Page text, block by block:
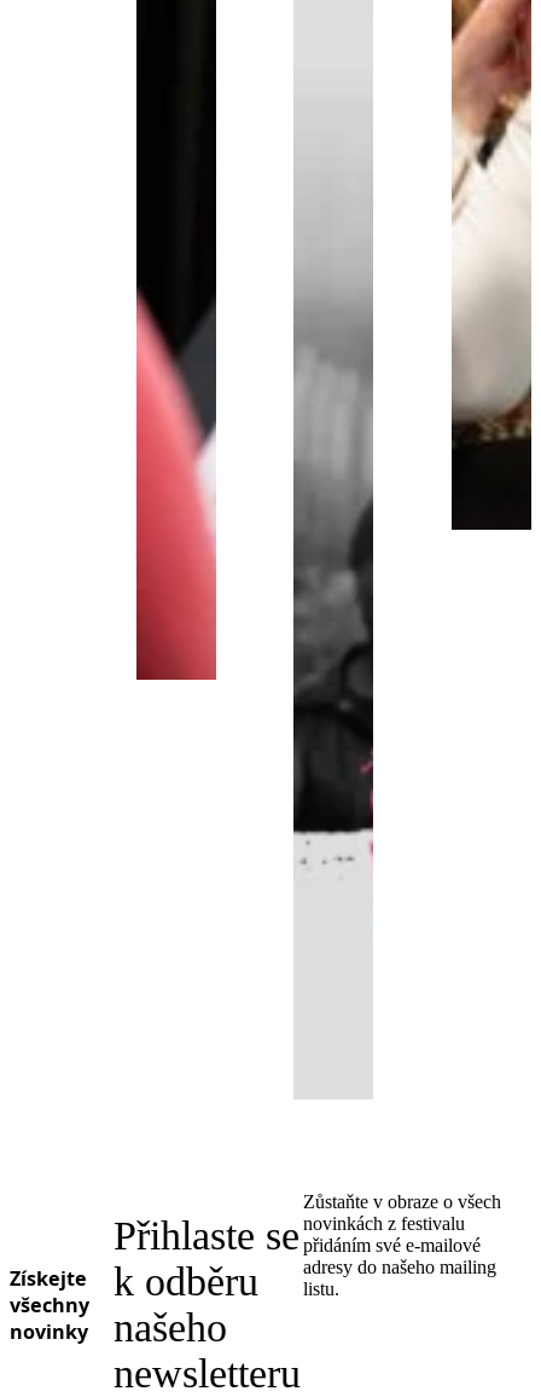
Získejte
všechny
novinky
Přihlaste se
k odběru
našeho
newsletteru
Zůstaňte v obraze o všech
novinkách z festivalu
přidáním své e-mailové
adresy do našeho mailing
listu.